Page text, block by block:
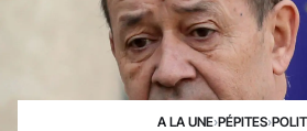
A LA UNE›PÉPITES›